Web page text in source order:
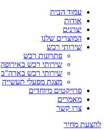
עמוד הבית
אודות
יצרנים
המוצרים שלנו
שירותי רכש
פתרונות רכש
שירותי רכש באירופה
שירותי רכש בארה"ב
מצגת מפעלי תעשייה
פרויקטים מיוחדים
מאמרים
צרו קשר
להצעת מחיר